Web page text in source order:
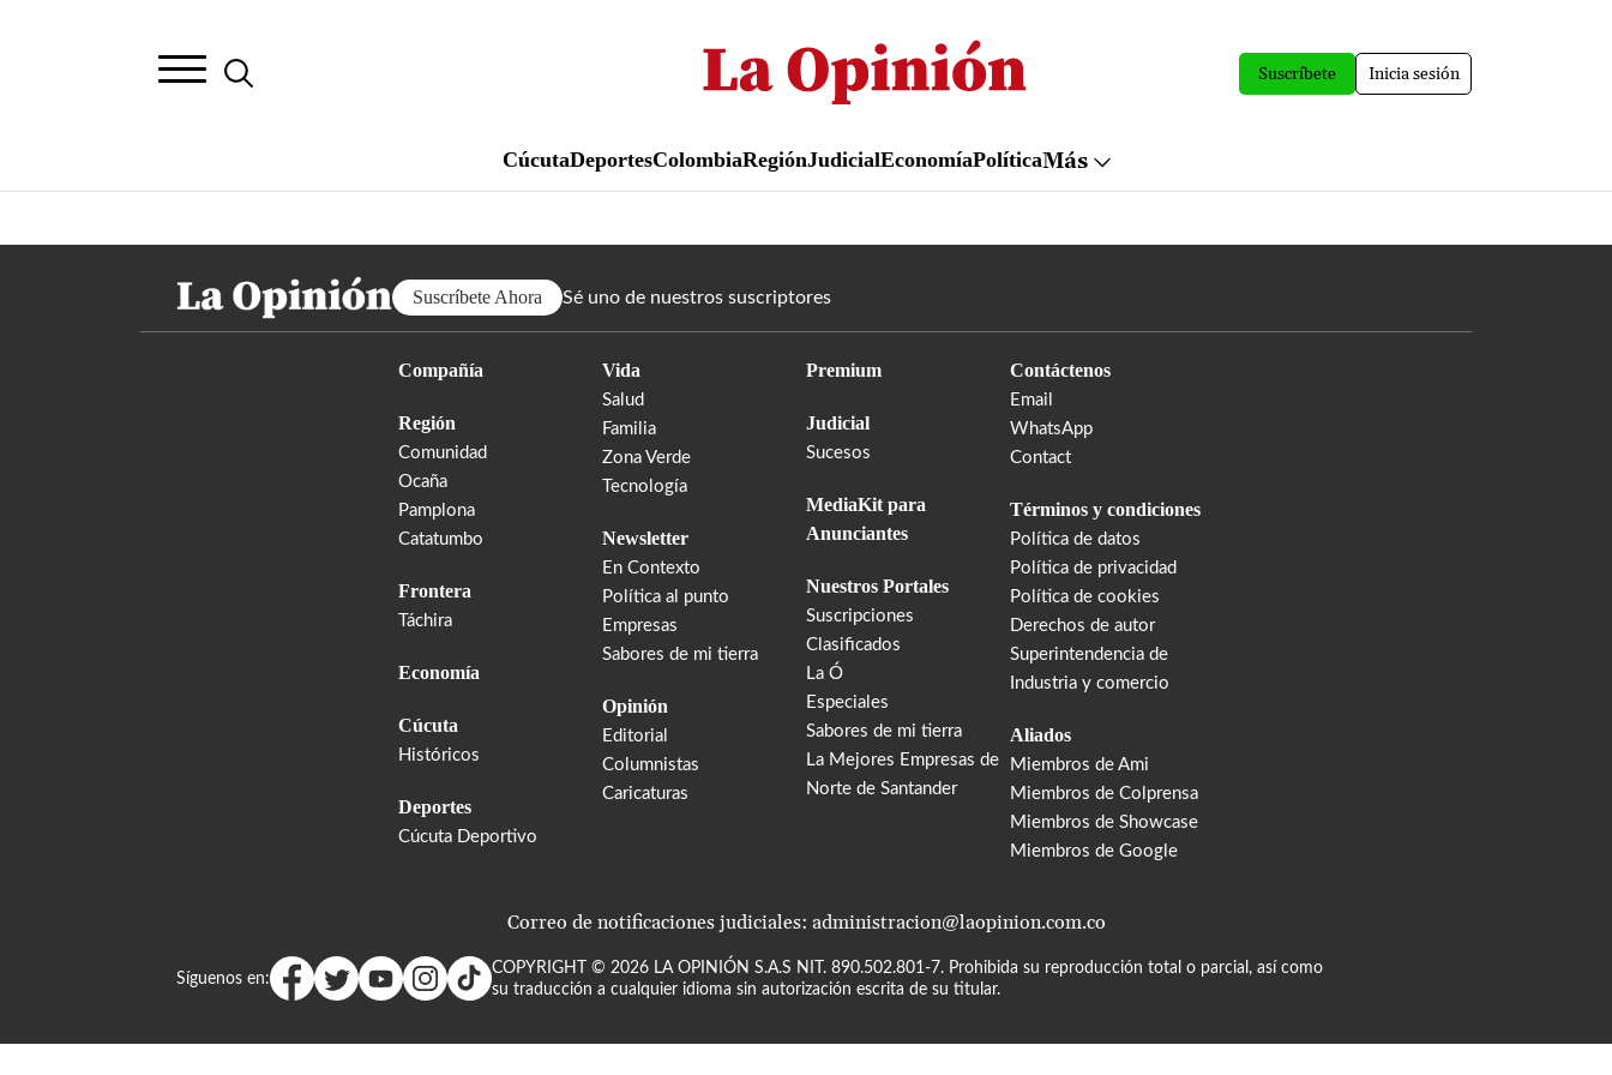
al
contenido
Suscríbete Inicia sesión
CúcutaDeportesColombiaRegiónJudicialEconomíaPolíticaMás
Suscríbete Ahora Sé uno de nuestros suscriptores
Compañía
Región
Comunidad
Ocaña
Pamplona
Catatumbo
Frontera
Táchira
Economía
Cúcuta
Históricos
Deportes
Cúcuta Deportivo
Vida
Salud
Familia
Zona Verde
Tecnología
Newsletter
En Contexto
Política al punto
Empresas
Sabores de mi tierra
Opinión
Editorial
Columnistas
Caricaturas
Premium
Judicial
Sucesos
MediaKit para
Anunciantes
Nuestros Portales
Suscripciones
Clasificados
La Ó
Especiales
Sabores de mi tierra
La Mejores Empresas de
Norte de Santander
Contáctenos
Email
WhatsApp
Contact
Términos y condiciones
Política de datos
Política de privacidad
Política de cookies
Derechos de autor
Superintendencia de
Industria y comercio
Aliados
Miembros de Ami
Miembros de Colprensa
Miembros de Showcase
Miembros de Google
Correo de notificaciones judiciales: administracion@laopinion.com.co
Síguenos en:
COPYRIGHT © 2026 LA OPINIÓN S.A.S NIT. 890.502.801-7. Prohibida su reproducción total o parcial, así como
su traducción a cualquier idioma sin autorización escrita de su titular.